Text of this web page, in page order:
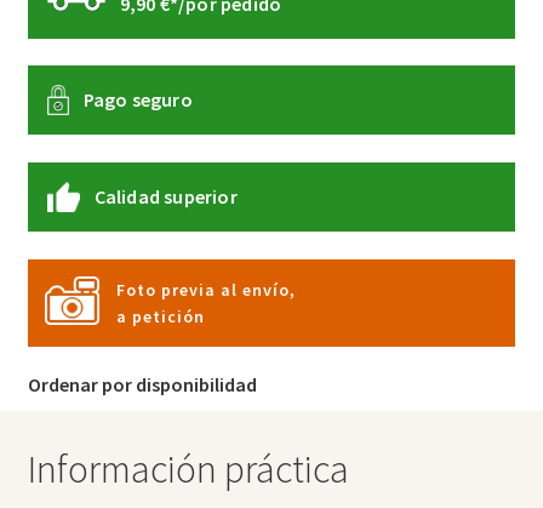
Pago seguro
Calidad superior
Foto previa al envío,
a petición
Ordenar por disponibilidad
Información práctica